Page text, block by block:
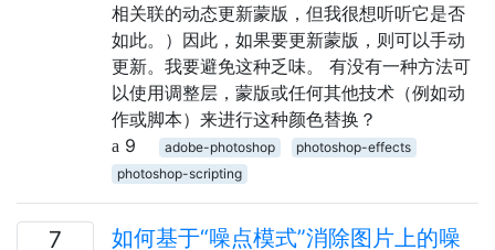
相关联的动态更新蒙版，但我很想听听它是否
如此。）因此，如果要更新蒙版，则可以手动
更新。我要避免这种乏味。 有没有一种方法可
以使用调整层，蒙版或任何其他技术（例如动
作或脚本）来进行这种颜色替换？
9
adobe-photoshop
photoshop-effects
photoshop-scripting
7
如何基于“噪点模式”消除图片上的噪